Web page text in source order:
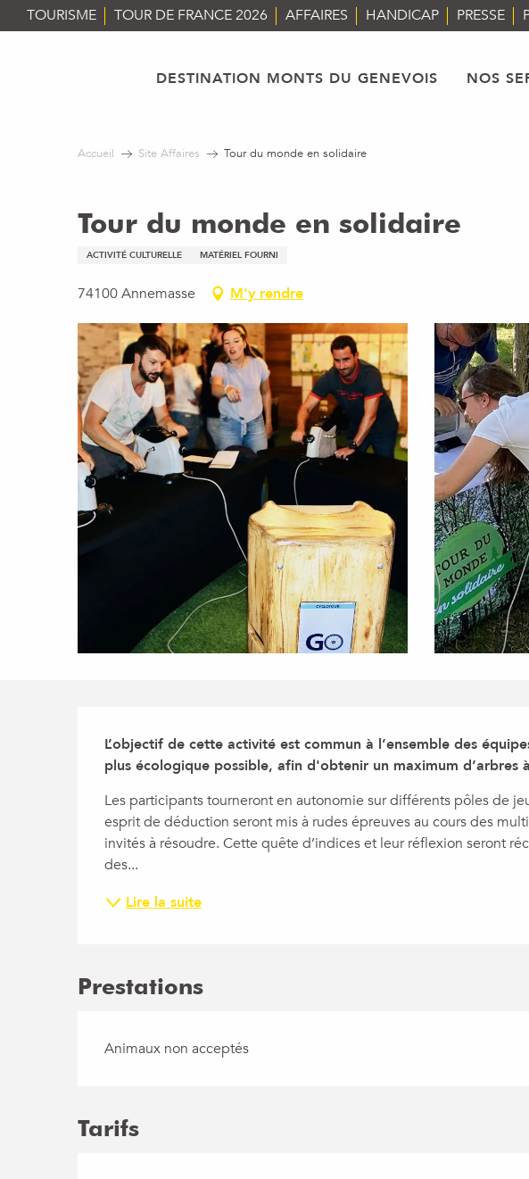
Aller
au
TOURISME TOUR DE FRANCE 2026 AFFAIRES HANDICAP PRESSE
DESTINATION MONTS DU GENEVOIS NOS
Accueil Site Affaires Tour du monde en solidaire
Tour du monde en solidaire
ACTIVITÉ CULTURELLE MATÉRIEL FOURNI
74100 Annemasse M'y rendre
Description
L’objectif de cette activité est commun à l’ensemble des
plus écologique possible, afin d'obtenir un maximum d’arbres
Les participants tourneront en autonomie sur différents pôles de
esprit de déduction seront mis à rudes épreuves au cours des
invités à résoudre. Cette quête d’indices et leur réflexion seront
des...
Lire la suite
Prestations
Animaux non acceptés
Tarifs